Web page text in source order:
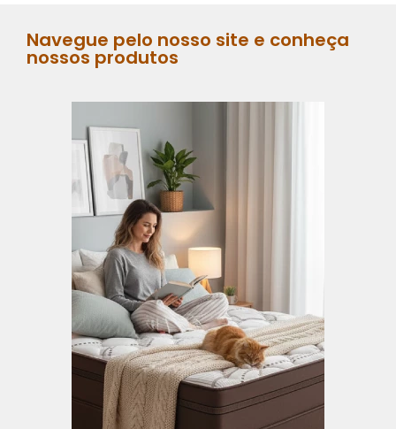
Navegue pelo nosso site e conheça
nossos produtos